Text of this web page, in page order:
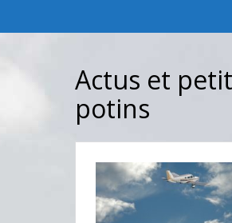
Actus et
potins